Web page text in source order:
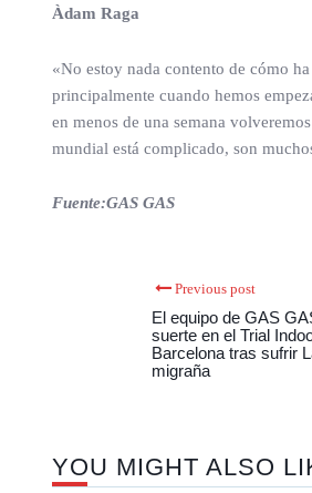
Àdam Raga
«No estoy nada contento de cómo
principalmente cuando hemos
en menos de una semana
mundial está complicado, son
Fuente:GAS GAS
Previous post
El equipo de GAS
suerte en el Trial
Barcelona tras sufrir
migraña
YOU MIGHT ALSO